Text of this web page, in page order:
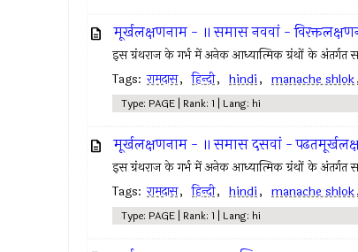
मूर्खलक्षणनाम - ॥ समास नववां -
इस ग्रंथराज के गर्भ में अनेक आध्यात्मिक ग्रंथों के अंतर्गत
Tags: रामदास, हिन्दी, hindi, manache shlok,
Type: PAGE | Rank: 1 | Lang: hi
मूर्खलक्षणनाम - ॥ समास दसवां -
इस ग्रंथराज के गर्भ में अनेक आध्यात्मिक ग्रंथों के अंतर्गत
Tags: रामदास, हिन्दी, hindi, manache shlok,
Type: PAGE | Rank: 1 | Lang: hi